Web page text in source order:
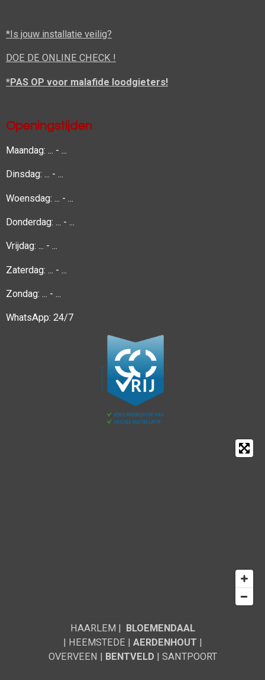
*Is jouw installatie veilig?
DOE DE ONLINE CHECK !
*PAS OP voor malafide loodgieters!
Openingstijden
Maandag: ... - ...
Dinsdag: ... - ...
Woensdag: ... - ...
Donderdag: ... - ...
Vrijdag: ... - ...
Zaterdag: ... - ...
Zondag: ... - ...
WhatsApp: 24/7
HAARLEM | BLOEMENDAAL
| HEEMSTEDE | AERDENHOUT |
OVERVEEN | BENTVELD | SANTPOORT